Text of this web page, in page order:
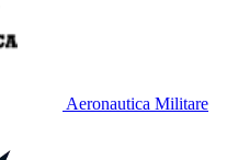
Aeronautica Militare